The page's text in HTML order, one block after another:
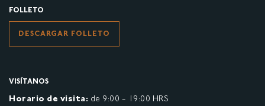
FOLLETO
DESCARGAR FOLLETO
VISÍTANOS
Horario de visita: de 9:00 - 19:00 HRS